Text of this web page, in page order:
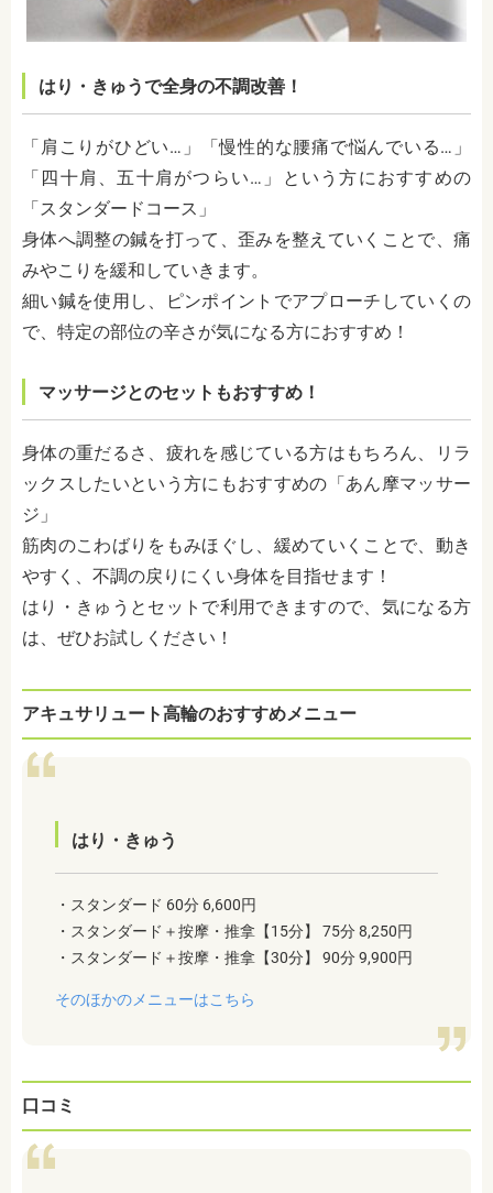
はり・きゅうで全身の不調改善！
「肩こりがひどい…」「慢性的な腰痛で悩んでいる…」
「四十肩、五十肩がつらい…」という方におすすめの
「スタンダードコース」
身体へ調整の鍼を打って、歪みを整えていくことで、痛
みやこりを緩和していきます。
細い鍼を使用し、ピンポイントでアプローチしていくの
で、特定の部位の辛さが気になる方におすすめ！
マッサージとのセットもおすすめ！
身体の重だるさ、疲れを感じている方はもちろん、リラ
ックスしたいという方にもおすすめの「あん摩マッサー
ジ」
筋肉のこわばりをもみほぐし、緩めていくことで、動き
やすく、不調の戻りにくい身体を目指せます！
はり・きゅうとセットで利用できますので、気になる方
は、ぜひお試しください！
アキュサリュート高輪のおすすめメニュー
はり・きゅう
・スタンダード 60分 6,600円
・スタンダード＋按摩・推拿【15分】 75分 8,250円
・スタンダード＋按摩・推拿【30分】 90分 9,900円
そのほかのメニューはこちら
口コミ